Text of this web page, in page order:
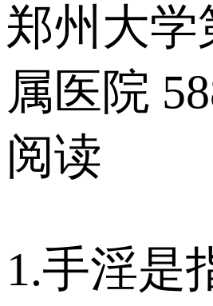
郑州大学
属医院
阅读
1.手淫是